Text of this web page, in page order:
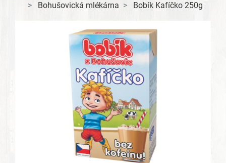
Bohušovická mlékárna
Bobík Kafíčko 250g